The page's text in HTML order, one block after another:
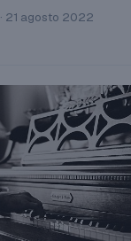
· 21 agosto 2022